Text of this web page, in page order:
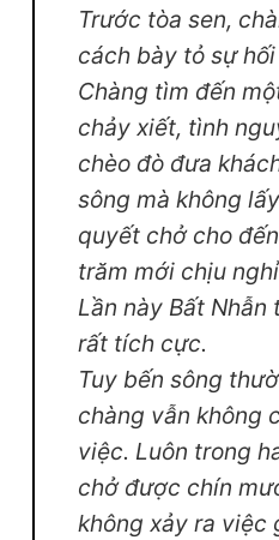
Trước tòa sen,
cách bày tỏ sự
Chàng tìm đến
chảy xiết, tình
chèo đò đưa
sông mà không
quyết chở cho
trăm mới chịu
Lần này Bất
rất tích cực.
Tuy bến sông
chàng vẫn không
việc. Luôn trong
chở được chín
không xảy ra việc